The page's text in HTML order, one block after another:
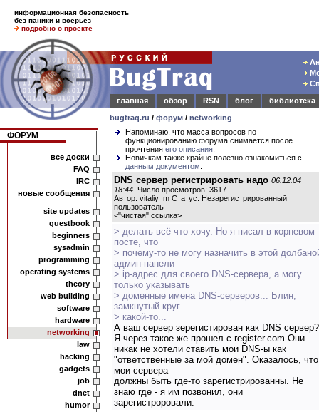
информационная безопасность
без паники и всерьез
подробно о проекте
главная
обзор RSN блог
библиотека
bugtraq.ru / форум / networking
ФОРУМ
все доски
FAQ
IRC
новые сообщения
site updates
guestbook
beginners
sysadmin
programming
operating systems
theory
web building
software
hardware
networking
law
hacking
gadgets
job
dnet
humor
Напоминаю, что масса вопросов по
функционированию форума снимается после
прочтения его описания
Новичкам также крайне полезно ознакомиться с
данным документом
DNS сервер регистрировать надо 06.12.04
18:44 Число просмотров: 3617
Автор: vitaliy_m Статус: Незарегистрированный
пользователь
<"чистая" ссылка>
> делать всё что хочу. Но я писал в корневом
посте, что
> почему-то не могу назначить в этой
админ-панели
> ip-адрес для своего DNS-сервера, а могу
только указывать
> доменные имена DNS-серверов... Блин,
замкнутый круг
> какой-то...
А ваш сервер зерегистирован как DNS сервер?
Я через такое же прошел с register.com Они
никак не хотели ставить мои DNS-ы как
"ответственные за мой домен". Оказалось, что
мои сервера
должны быть где-то зарегистрированны. Не
знаю где - я им позвонил, они
зарегистроровали.